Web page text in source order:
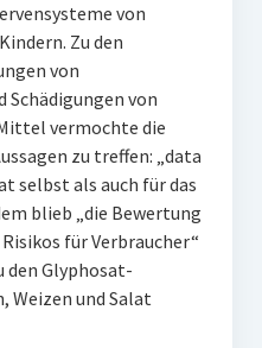
von
Zu den
von
von
vermochte die
zu treffen: „data
selbst als auch für das
blieb „die Bewertung
für Verbraucher“
den Glyphosat-
Weizen und Salat